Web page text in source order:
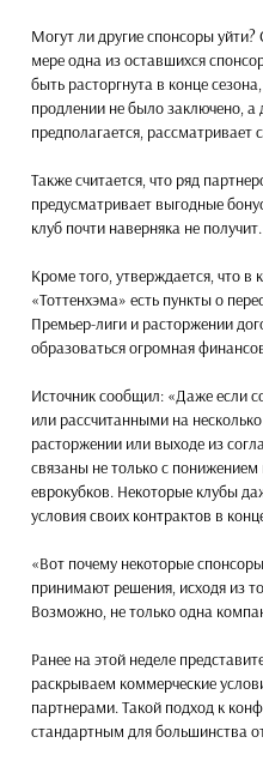
Могут ли другие спонсоры
мере одна из оставшихся
быть расторгнута в конце
продлении не было заключено, а
предполагается, рассматривает
Также считается, что ряд
предусматривает выгодные
клуб почти наверняка не получит.
Кроме того, утверждается, что в
«Тоттенхэма» есть пункты о
Премьер-лиги и расторжении
образоваться огромная
Источник сообщил: «Даже если
или рассчитанными на
расторжении или выходе из
связаны не только с
еврокубков. Некоторые клубы
условия своих контрактов в
«Вот почему некоторые
принимают решения, исходя из
Возможно, не только одна
Ранее на этой неделе
раскрываем коммерческие
партнерами. Такой подход к
стандартным для большинства